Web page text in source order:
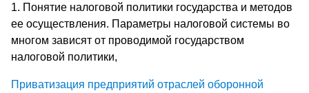
1. Понятие налоговой политики государства и методов
ее осуществления. Параметры налоговой системы во
многом зависят от проводимой государством
налоговой политики,
Приватизация предприятий отраслей оборонной